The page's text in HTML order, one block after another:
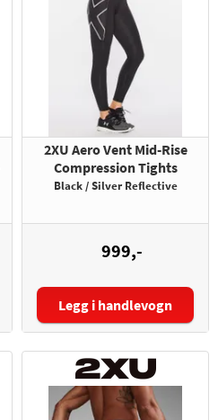
2XU Aero Vent Mid-Rise
Compression Tights
Black / Silver Reflective
999,-
Størrelse:
Legg i handlevogn